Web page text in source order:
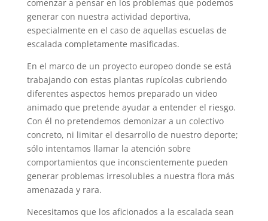
comenzar a pensar en los problemas que podemos
generar con nuestra actividad deportiva,
especialmente en el caso de aquellas escuelas de
escalada completamente masificadas.
En el marco de un proyecto europeo donde se está
trabajando con estas plantas rupícolas cubriendo
diferentes aspectos hemos preparado un video
animado que pretende ayudar a entender el riesgo.
Con él no pretendemos demonizar a un colectivo
concreto, ni limitar el desarrollo de nuestro deporte;
sólo intentamos llamar la atención sobre
comportamientos que inconscientemente pueden
generar problemas irresolubles a nuestra flora más
amenazada y rara.
Necesitamos que los aficionados a la escalada sean